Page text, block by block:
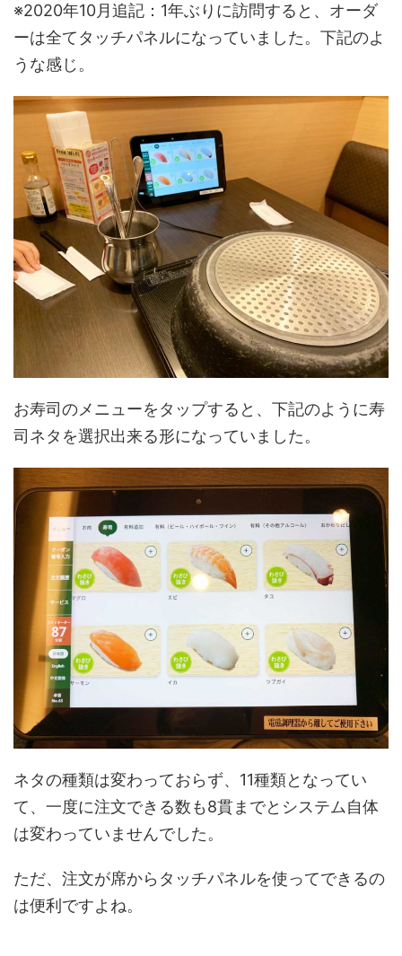
※2020年10月追記：1年ぶりに訪問すると、オーダ
ーは全てタッチパネルになっていました。下記のよ
うな感じ。
お寿司のメニューをタップすると、下記のように寿
司ネタを選択出来る形になっていました。
ネタの種類は変わっておらず、11種類となってい
て、一度に注文できる数も8貫までとシステム自体
は変わっていませんでした。
ただ、注文が席からタッチパネルを使ってできるの
は便利ですよね。